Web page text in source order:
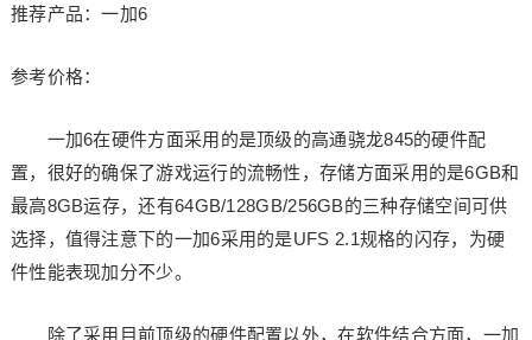
推荐产品：一加6
参考价格：
一加6在硬件方面采用的是顶级的高通骁龙845的硬件配
置，很好的确保了游戏运行的流畅性，存储方面采用的是6GB和
最高8GB运存，还有64GB/128GB/256GB的三种存储空间可供
选择，值得注意下的一加6采用的是UFS 2.1规格的闪存，为硬
件性能表现加分不少。
除了采用目前顶级的硬件配置以外，在软件结合方面，一加